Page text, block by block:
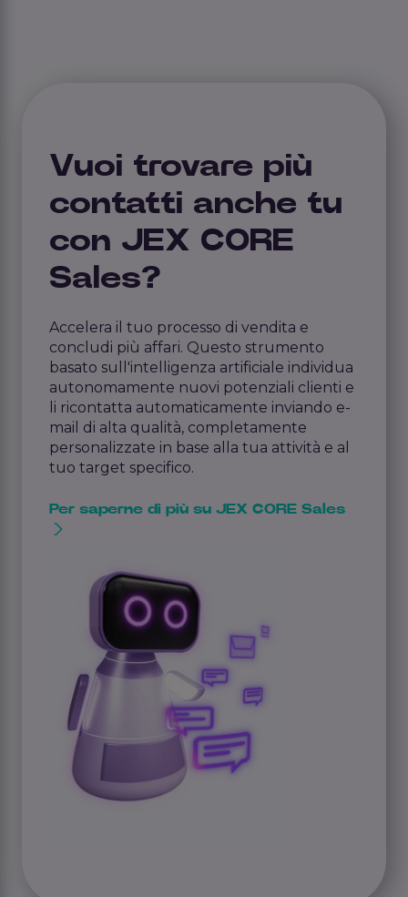
Vuoi trovare più
contatti anche tu
con JEX CORE
Sales?
Accelera il tuo processo di vendita e
concludi più affari. Questo strumento
basato sull'intelligenza artificiale individua
autonomamente nuovi potenziali clienti e
li ricontatta automaticamente inviando e-
mail di alta qualità, completamente
personalizzate in base alla tua attività e al
tuo target specifico.
Per saperne di più su JEX CORE Sales